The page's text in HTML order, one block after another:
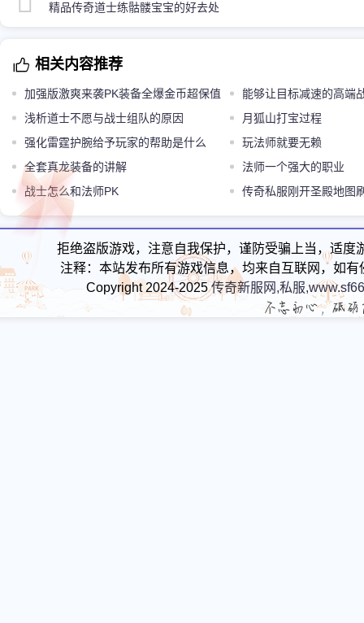
精品传奇道士练骷髅宝宝的好去处
相关内容推荐
加强版激爽来袭PK装备全爆金币超保值
能够让目标减速的高端
横剑术
浅析道士不愿与战士组队的原因
月狐山打宝过程
强化雷霆护腕给予玩家的帮助是什么
玩法师就要无赖
全套真龙装备的讲解
法师一个强大的职业
战士怎么和法师PK
传奇私服刚开圣殿地图
怎样
拒绝盗版游戏，注意自我保护，谨防受骗上当，适
注释：本站发布所有游戏信息，均来自互联网，如
Copyright 2024-2025传奇新服网,私服